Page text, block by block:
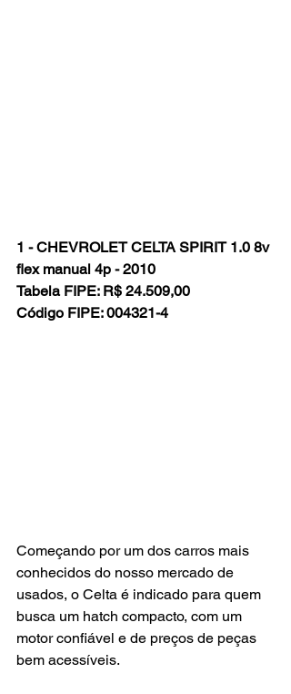
1 - CHEVROLET CELTA SPIRIT 1.0 8v
flex manual 4p - 2010
Tabela FIPE: R$ 24.509,00
Código FIPE: 004321-4
Começando por um dos carros mais
conhecidos do nosso mercado de
usados, o Celta é indicado para quem
busca um hatch compacto, com um
motor confiável e de preços de peças
bem acessíveis.